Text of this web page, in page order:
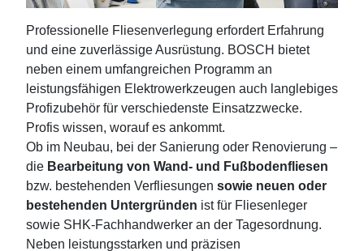
Professionelle Fliesenverlegung erfordert Erfahrung
und eine zuverlässige Ausrüstung. BOSCH bietet
neben einem umfangreichen Programm an
leistungsfähigen Elektrowerkzeugen auch langlebiges
Profizubehör für verschiedenste Einsatzzwecke.
Profis wissen, worauf es ankommt.
Ob im Neubau, bei der Sanierung oder Renovierung –
die Bearbeitung von Wand- und Fußbodenfliesen
bzw. bestehenden Verfliesungen sowie neuen oder
bestehenden Untergründen ist für Fliesenleger
sowie SHK-Fachhandwerker an der Tagesordnung.
Neben leistungsstarken und präzisen